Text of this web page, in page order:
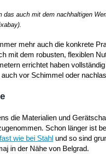
das auch mit dem nachhaltigen
mehr auch die konkrete
mit dem robusten, flexiblen
errichtet haben
vor Schimmel oder
die Materialien und
Schon länger ist
wie bei Stahl und so sind
in der Nähe von Belgrad.